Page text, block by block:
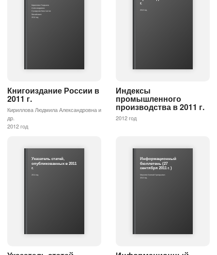
Кириллова Людмила
Александровна
Сухоруков Константин
Михайлович
2012 год
Книгоиздание России в
2011 г.
Кириллова Людмила Александровна и
др.
2012 год
г.
2012 год
Индексы
промышленного
производства в 2011 г.
2012 год
Указатель статей,
опубликованных в 2011
г.
2011 год
Информационный
бюллетень (27
сентября 2011 г. )
Моисеев Евгений Григорьевич
2012 год